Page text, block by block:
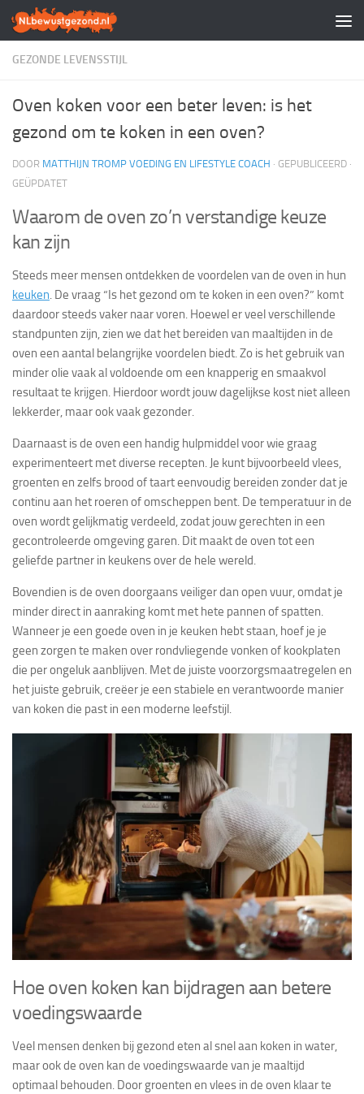
Doorgaan naar inhoud
GEZONDE LEVENSSTIJL
Oven koken voor een beter leven: is het
gezond om te koken in een oven?
DOOR MATTHIJN TROMP VOEDING EN LIFESTYLE COACH · GEPUBLICEERD ·
GEÜPDATET
Waarom de oven zo’n verstandige keuze
kan zijn
Steeds meer mensen ontdekken de voordelen van de oven in hun
keuken. De vraag “Is het gezond om te koken in een oven?” komt
daardoor steeds vaker naar voren. Hoewel er veel verschillende
standpunten zijn, zien we dat het bereiden van maaltijden in de
oven een aantal belangrijke voordelen biedt. Zo is het gebruik van
minder olie vaak al voldoende om een knapperig en smaakvol
resultaat te krijgen. Hierdoor wordt jouw dagelijkse kost niet alleen
lekkerder, maar ook vaak gezonder.
Daarnaast is de oven een handig hulpmiddel voor wie graag
experimenteert met diverse recepten. Je kunt bijvoorbeeld vlees,
groenten en zelfs brood of taart eenvoudig bereiden zonder dat je
continu aan het roeren of omscheppen bent. De temperatuur in de
oven wordt gelijkmatig verdeeld, zodat jouw gerechten in een
gecontroleerde omgeving garen. Dit maakt de oven tot een
geliefde partner in keukens over de hele wereld.
Bovendien is de oven doorgaans veiliger dan open vuur, omdat je
minder direct in aanraking komt met hete pannen of spatten.
Wanneer je een goede oven in je keuken hebt staan, hoef je je
geen zorgen te maken over rondvliegende vonken of kookplaten
die per ongeluk aanblijven. Met de juiste voorzorgsmaatregelen en
het juiste gebruik, creëer je een stabiele en verantwoorde manier
van koken die past in een moderne leefstijl.
Hoe oven koken kan bijdragen aan betere
voedingswaarde
Veel mensen denken bij gezond eten al snel aan koken in water,
maar ook de oven kan de voedingswaarde van je maaltijd
optimaal behouden. Door groenten en vlees in de oven klaar te